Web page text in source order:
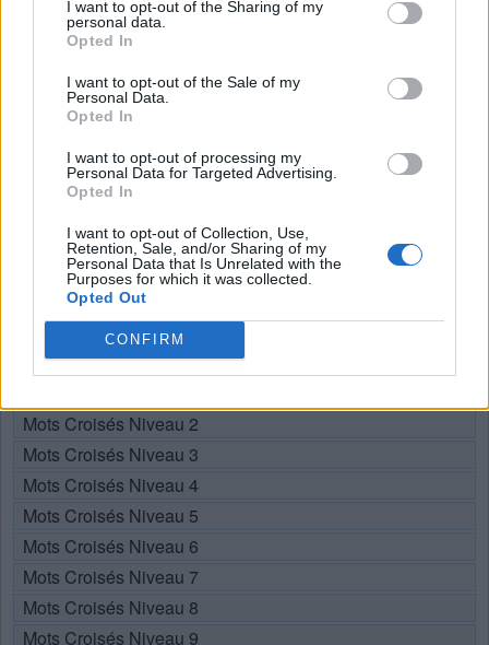
I want to opt-out of the Sharing of my
personal data.
Opted In
I want to opt-out of the Sale of my
Personal Data.
Opted In
I want to opt-out of processing my
Personal Data for Targeted Advertising.
Opted In
I want to opt-out of Collection, Use,
Retention, Sale, and/or Sharing of my
Personal Data that Is Unrelated with the
Purposes for which it was collected.
Opted Out
CONFIRM
Recherche par lettres. Entrez
toutes les lettres du puzzle:
puzzle:
Chercher
Sélectionnez votre puzzle:
Puzzle introuvable.
Choisissez votre niveau:
Mots Croisés Niveau 2
Mots Croisés Niveau 3
Mots Croisés Niveau 4
Mots Croisés Niveau 5
Mots Croisés Niveau 6
Mots Croisés Niveau 7
Mots Croisés Niveau 8
Mots Croisés Niveau 9